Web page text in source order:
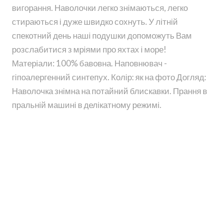
вигорання. Наволочки легко знімаються, легко
стираються і дуже швидко сохнуть. У літній
спекотний день наші подушки допоможуть Вам
розслабитися з мріями про яхтах і море!
Матеріали: 100% бавовна. Наповнювач -
гіпоалергенний синтепух. Колір: як на фото Догляд:
Наволочка знімна на потайний блискавки. Прання в
пральній машині в делікатному режимі.